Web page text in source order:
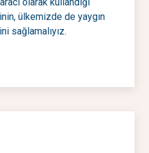
ülkemizde de yaygın
sağlamalıyız.